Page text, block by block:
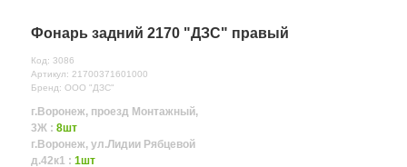
Фонарь задний 2170 "ДЗС" правый
Код: 3086
Артикул: 21700371601000
Бренд: ООО "ДЗС"
г.Воронеж, проезд Монтажный,
3Ж : 8шт
г.Воронеж, ул.Лидии Рябцевой
д.42к1 : 1шт